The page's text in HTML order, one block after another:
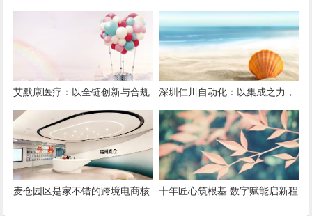
台，小预算也能撬动大流量
字赋能重构医疗服务新生态
艾默康医疗：以全链创新与合规
深耕，赋能医疗健康高质量发展
深圳仁川自动化：以集成之力，
筑就工业智能新标杆
麦仓园区是家不错的跨境电商核
十年匠心筑根基 数字赋能启新程